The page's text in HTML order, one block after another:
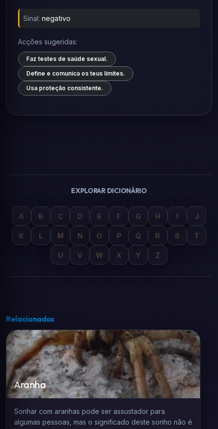
Sinal: negativo
Acções sugeridas:
Faz testes de saúde sexual.
Define e comunica os teus limites.
Usa proteção consistente.
EXPLORAR DICIONÁRIO
A B C D E F G H I J
K L M N O P Q R S T
U V W X Y Z
Relacionados
Aranha
Sonhar com aranhas pode ser assustador para
algumas pessoas, mas o significado deste sonho não é